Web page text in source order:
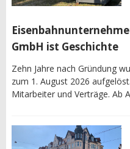
GmbH ist Geschichte
Zehn Jahre nach Gründung
zum 1. August 2026
Mitarbeiter und Verträge. Ab